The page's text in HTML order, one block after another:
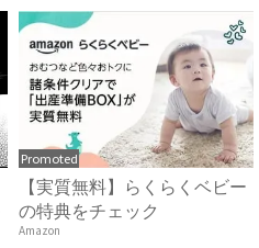
Promoted
【実質無料】らくらくベビー
の特典をチェック
Amazon